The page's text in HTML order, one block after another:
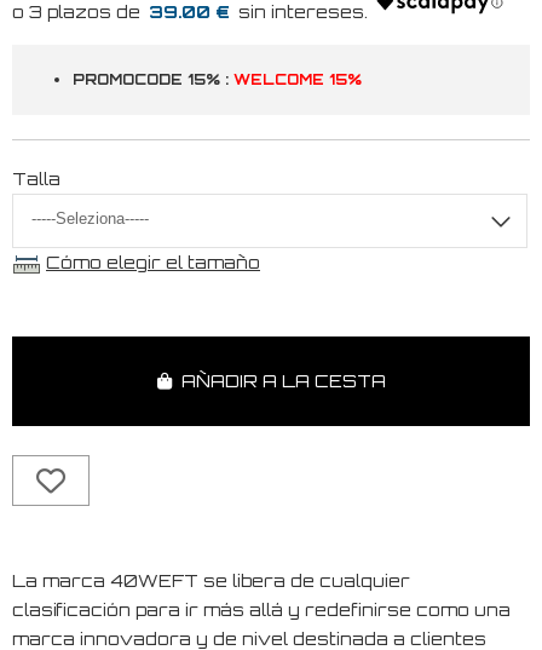
39.00 €
PROMOCODE 15% : WELCOME 15%
Talla
Cómo elegir el tamaño
AÑADIR A LA CESTA
La marca 40WEFT se libera de cualquier
clasificación para ir más allá y redefinirse como una
marca innovadora y de nivel destinada a clientes